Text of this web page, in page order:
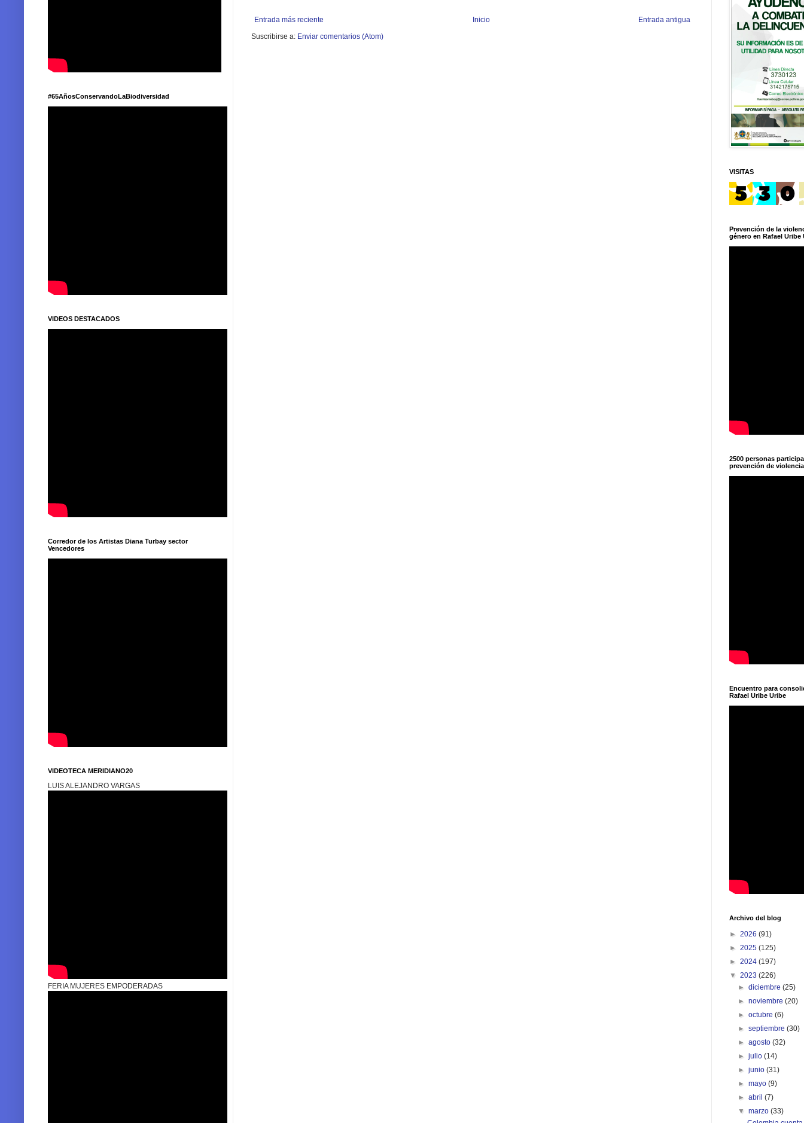
Entrada más reciente Entrada antigua
Inicio
Suscribirse a: Enviar comentarios (Atom)
#65AñosConservandoLaBiodiversidad
VIDEOS DESTACADOS
Corredor de los Artistas Diana Turbay sector
Vencedores
VIDEOTECA MERIDIANO20
LUIS ALEJANDRO VARGAS
FERIA MUJERES EMPODERADAS
VISITAS
Prevención de la
género en Rafael Uribe
2500 personas
prevención de
Encuentro para
Rafael Uribe Uribe
Archivo del blog
► 2026 (91)
► 2025 (125)
► 2024 (197)
▼ 2023 (226)
►diciembre(25)
►noviembre(20)
►octubre(6)
►septiembre(30)
►agosto(32)
►julio(14)
►junio(31)
►mayo(9)
►abril(7)
▼marzo(33)